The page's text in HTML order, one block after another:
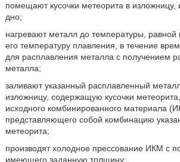
помещают кусочки метеорита в
дно;
нагревают металл до температуры,
его температуру плавления, в течение
для расплавления металла с получением
металла;
заливают указанный расплавленный
изложницу, содержащую кусочки
исходного комбинированного материала
представляющего собой комбинацию
метеорита;
производят холодное прессование ИКМ с
имеющего заданную толщину;